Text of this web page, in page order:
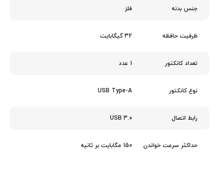
جنس بدنه فلز
ظرفیت حافظه 32 گیگابایت
تعداد کانکتور 1 عدد
نوع کانکتور USB Type-A
رابط اتصال USB 3.0
حداکثر سرعت خواندن 150 مگابایت بر ثانیه